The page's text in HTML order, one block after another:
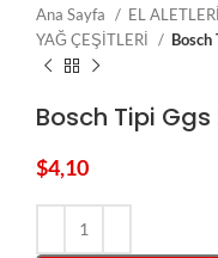
Ana Sayfa
EL
YAĞ ÇEŞİTLERİ
Bosch Tipi
$4,10